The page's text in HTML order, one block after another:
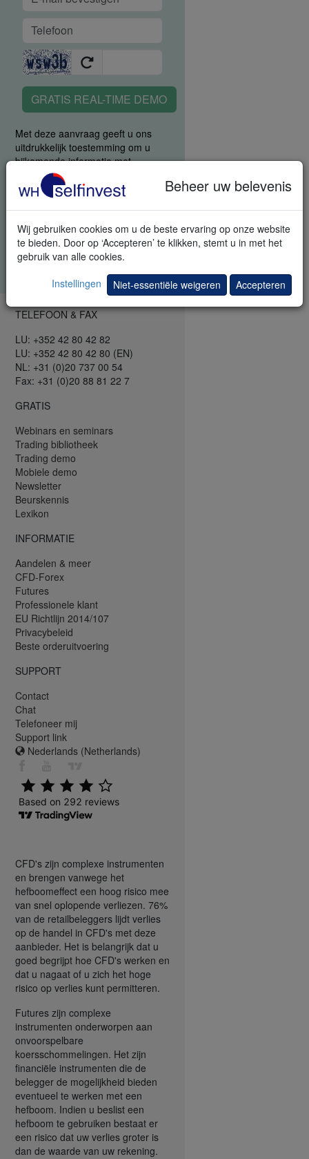
Beheer uw belevenis
Wij gebruiken cookies om u de beste ervaring op onze website
te bieden. Door op ‘Accepteren’ te klikken, stemt u in met het
gebruik van alle cookies.
Instellingen
Niet-essentiële weigeren Accepteren
GRATIS REAL-TIME DEMO
Met deze aanvraag geeft u ons
uitdrukkelijk toestemming om u
bijkomende informatie met
betrekking tot trading en
uitnodigingen voor trading events
te sturen. U kunt zich steeds
Gelieve alle vakken in te vullen. Uw
gegevens blijven geheim.
TELEFOON & FAX
LU: +352 42 80 42 82
LU: +352 42 80 42 80 (EN)
NL: +31 (0)20 737 00 54
Fax: +31 (0)20 88 81 22 7
GRATIS
Webinars en seminars
Trading bibliotheek
Trading demo
Mobiele demo
Newsletter
Beurskennis
Lexikon
INFORMATIE
Aandelen & meer
CFD-Forex
Futures
Professionele klant
EU Richtlijn 2014/107
Privacybeleid
Beste orderuitvoering
SUPPORT
Contact
Chat
Telefoneer mij
Support link
Nederlands (Netherlands)
CFD's zijn complexe instrumenten
en brengen vanwege het
hefboomeffect een hoog risico mee
van snel oplopende verliezen. 76%
van de retailbeleggers lijdt verlies
op de handel in CFD's met deze
aanbieder. Het is belangrijk dat u
goed begrijpt hoe CFD's werken en
dat u nagaat of u zich het hoge
risico op verlies kunt permitteren.
Futures zijn complexe
instrumenten onderworpen aan
onvoorspelbare
koersschommelingen. Het zijn
financiële instrumenten die de
belegger de mogelijkheid bieden
eventueel te werken met een
hefboom. Indien u beslist een
hefboom te gebruiken bestaat er
een risico dat uw verlies groter is
dan de waarde van uw rekening.